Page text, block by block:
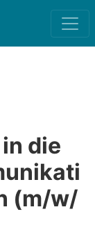
die
(m/w/